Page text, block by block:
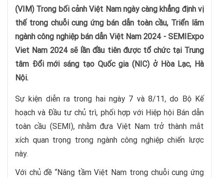
(VIM) Trong bối cảnh Việt Nam ngày càng khẳng định vị
thế trong chuỗi cung ứng bán dẫn toàn cầu, Triển lãm
ngành công nghiệp bán dẫn Việt Nam 2024 - SEMIExpo
Viet Nam 2024 sẽ lần đầu tiên được tổ chức tại Trung
tâm Đổi mới sáng tạo Quốc gia (NIC) ở Hòa Lạc, Hà
Nội.
Sự kiện diễn ra trong hai ngày 7 và 8/11, do Bộ Kế
hoạch và Đầu tư chủ trì, phối hợp với Hiệp hội Bán dẫn
toàn cầu (SEMI), nhằm đưa Việt Nam trở thành mắt
xích quan trọng trong ngành công nghiệp chiến lược
này.
Với chủ đề “Nâng tầm Việt Nam trong chuỗi cung ứng